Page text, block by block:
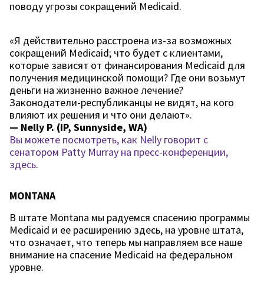
поводу угрозы сокращений Medicaid.
«Я действительно расстроена из-за возможных
сокращений Medicaid; что будет с клиентами,
которые зависят от финансирования Medicaid для
получения медицинской помощи? Где они возьмут
деньги на жизненно важное лечение?
Законодатели-республиканцы не видят, на кого
влияют их решения и что они делают».
— Nelly P. (IP, Sunnyside, WA)
Вы можете посмотреть, как Nelly говорит с
сенатором Patty Murray на пресс-конференции,
здесь.
MONTANA
В штате Montana мы радуемся спасению программы
Medicaid и ее расширению здесь, на уровне штата,
что означает, что теперь мы направляем все наше
внимание на спасение Medicaid на федеральном
уровне.